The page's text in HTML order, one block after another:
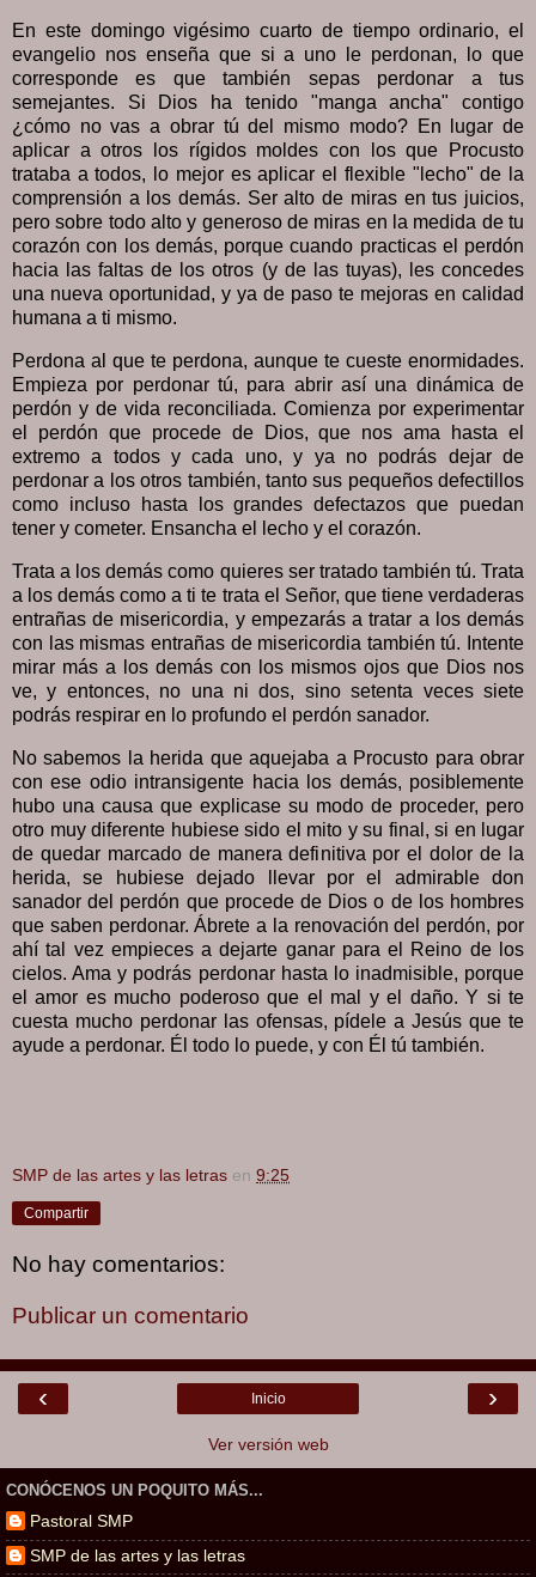
En este domingo vigésimo cuarto de tiempo ordinario, el
evangelio nos enseña que si a uno le perdonan, lo que
corresponde es que también sepas perdonar a tus
semejantes. Si Dios ha tenido "manga ancha" contigo
¿cómo no vas a obrar tú del mismo modo? En lugar de
aplicar a otros los rígidos moldes con los que Procusto
trataba a todos, lo mejor es aplicar el flexible "lecho" de la
comprensión a los demás. Ser alto de miras en tus juicios,
pero sobre todo alto y generoso de miras en la medida de tu
corazón con los demás, porque cuando practicas el perdón
hacia las faltas de los otros (y de las tuyas), les concedes
una nueva oportunidad, y ya de paso te mejoras en calidad
humana a ti mismo.
Perdona al que te perdona, aunque te cueste enormidades.
Empieza por perdonar tú, para abrir así una dinámica de
perdón y de vida reconciliada. Comienza por experimentar
el perdón que procede de Dios, que nos ama hasta el
extremo a todos y cada uno, y ya no podrás dejar de
perdonar a los otros también, tanto sus pequeños defectillos
como incluso hasta los grandes defectazos que puedan
tener y cometer. Ensancha el lecho y el corazón.
Trata a los demás como quieres ser tratado también tú. Trata
a los demás como a ti te trata el Señor, que tiene verdaderas
entrañas de misericordia, y empezarás a tratar a los demás
con las mismas entrañas de misericordia también tú. Intente
mirar más a los demás con los mismos ojos que Dios nos
ve, y entonces, no una ni dos, sino setenta veces siete
podrás respirar en lo profundo el perdón sanador.
No sabemos la herida que aquejaba a Procusto para obrar
con ese odio intransigente hacia los demás, posiblemente
hubo una causa que explicase su modo de proceder, pero
otro muy diferente hubiese sido el mito y su final, si en lugar
de quedar marcado de manera definitiva por el dolor de la
herida, se hubiese dejado llevar por el admirable don
sanador del perdón que procede de Dios o de los hombres
que saben perdonar. Ábrete a la renovación del perdón, por
ahí tal vez empieces a dejarte ganar para el Reino de los
cielos. Ama y podrás perdonar hasta lo inadmisible, porque
el amor es mucho poderoso que el mal y el daño. Y si te
cuesta mucho perdonar las ofensas, pídele a Jesús que te
ayude a perdonar. Él todo lo puede, y con Él tú también.
SMP de las artes y las letras en 9:25
Compartir
No hay comentarios:
Publicar un comentario
‹ ›
Inicio
Ver versión web
CONÓCENOS UN POQUITO MÁS...
Pastoral SMP
SMP de las artes y las letras